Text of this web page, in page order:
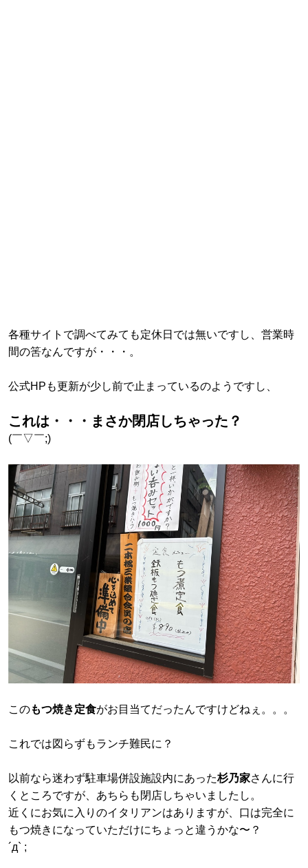
各種サイトで調べてみても定休日では無いですし、営業時
間の筈なんですが・・・。
公式HPも更新が少し前で止まっているのようですし、
これは・・・まさか閉店しちゃった？
(￣▽￣;)
このもつ焼き定食がお目当てだったんですけどねぇ。。。
これでは図らずもランチ難民に？
以前なら迷わず駐車場併設施設内にあった杉乃家さんに行
くところですが、あちらも閉店しちゃいましたし。
近くにお気に入りのイタリアンはありますが、口は完全に
もつ焼きになっていただけにちょっと違うかな〜？
´д` ;